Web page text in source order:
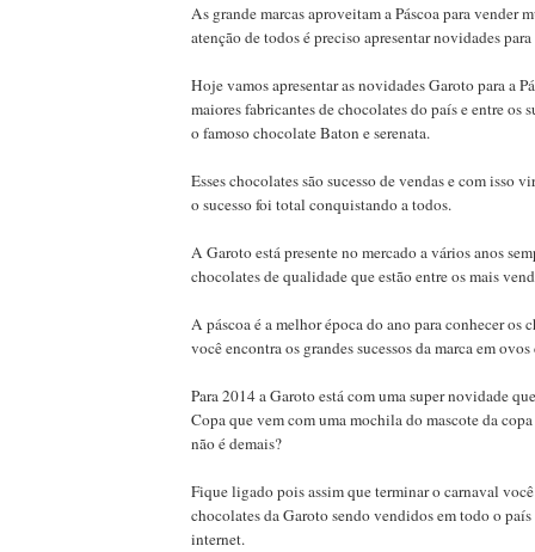
As grande marcas aproveitam a Páscoa para vender
atenção de todos é preciso apresentar novidades
Hoje vamos apresentar as novidades Garoto para a
maiores fabricantes de chocolates do país e entre os
o famoso chocolate Baton e serenata.
Esses chocolates são sucesso de vendas e com isso
o sucesso foi total conquistando a todos.
A Garoto está presente no mercado a vários anos
chocolates de qualidade que estão entre os mais
A páscoa é a melhor época do ano para conhecer os
você encontra os grandes sucessos da marca em
Para 2014 a Garoto está com uma super novidade
Copa que vem com uma mochila do mascote da
não é demais?
Fique ligado pois assim que terminar o carnaval
chocolates da Garoto sendo vendidos em todo o
internet.